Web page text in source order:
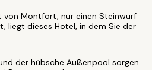
von Montfort, nur einen Steinwurf
liegt dieses Hotel, in dem Sie der
der hübsche Außenpool sorgen